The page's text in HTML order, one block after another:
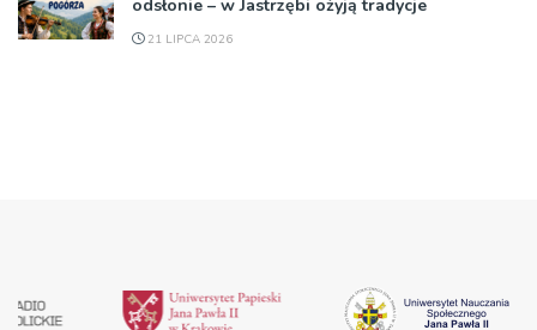
odsłonie – w Jastrzębi ożyją tradycje
21 LIPCA 2026